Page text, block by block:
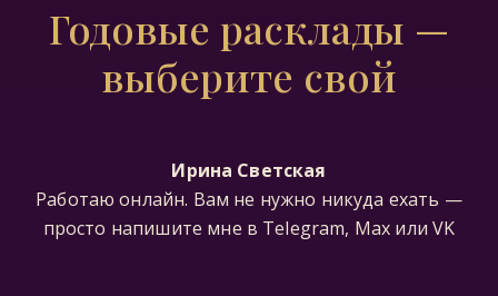
Годовые расклады —
выберите свой
Ирина Светская
Работаю онлайн. Вам не нужно никуда ехать —
просто напишите мне в Telegram, Мах или VK